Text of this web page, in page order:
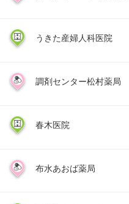
うきた産婦人科医院
調剤センター松村薬局
春木医院
布水あおば薬局